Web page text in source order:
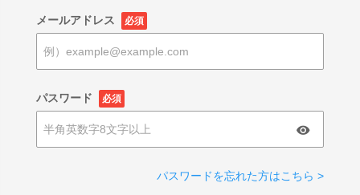
メールアドレス 必須
パスワード 必須
パスワードを忘れた方はこちら >